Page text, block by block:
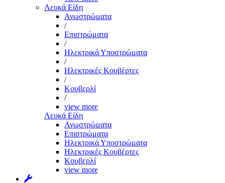
Λευκά Είδη
Ανωστρώματα
/
Επιστρώματα
/
Ηλεκτρικά Υποστρώματα
/
Ηλεκτρικές Κουβέρτες
/
Κουβερλί
/
view more
Λευκά Είδη
Ανωστρώματα
Επιστρώματα
Ηλεκτρικά Υποστρώματα
Ηλεκτρικές Κουβέρτες
Κουβερλί
view more